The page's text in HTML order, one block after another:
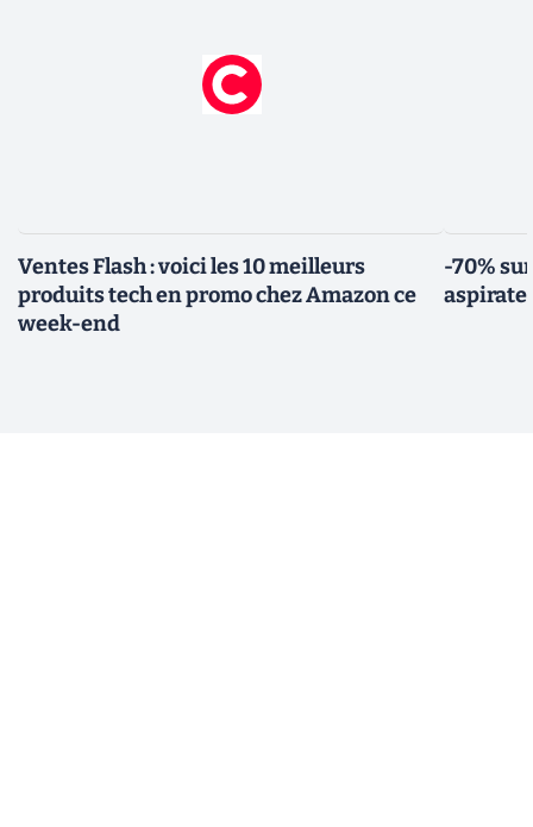
Ventes Flash : voici les 10 meilleurs
produits tech en promo chez Amazon ce
week-end
-70%